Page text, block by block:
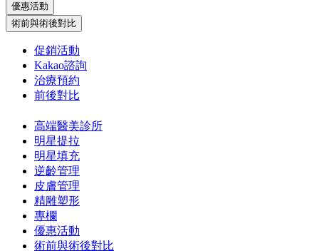
優惠活動
術前與術後對比
促銷活動
Kakao諮詢
治療預約
前後對比
高端醫美診所
明星提拉
明星填充
逆齡管理
皮膚管理
精雕塑形
專欄
優惠活動
術前與術後對比